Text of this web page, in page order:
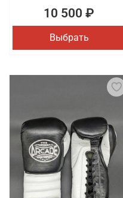
10 500 ₽
Выбрать